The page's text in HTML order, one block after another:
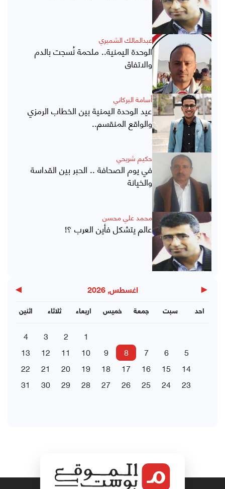
عبدالمالك الشميري
الوحدة اليمنية.. ملحمة نُسجت بالدم
والاتفاق
أسامة البركاني
عيد الوحدة اليمنية بين الخطاب الرمزي
والواقع المنقسم..
حكيم شريحي
في يوم الصحافة .. الحبر بين القداسة
والخيانة
محمد علي محسن
عالم يتشكل فأين العرب ؟!
◀ اغسطس, 2026 ▶
اثنين ثلاثاء اربعاء خميس جمعة سبت احد
1
2
3
4
5
6
7
8
9
10
11
12
13
14
15
16
17
18
19
20
21
22
23
24
25
26
27
28
29
30
31